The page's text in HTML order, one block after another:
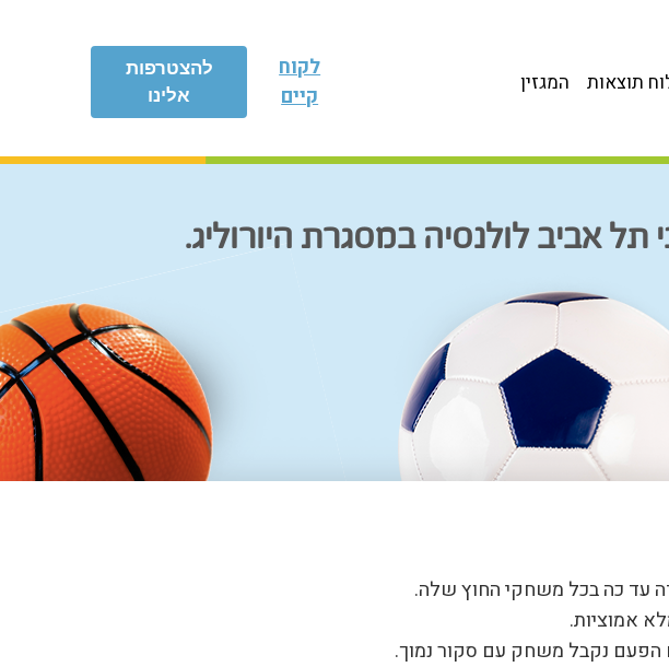
להצטרפות
אלינו
לקוח
קיים
המגזין תוצאות
אביב לולנסיה במסגרת היורוליג.
עד כה בכל משחקי החוץ שלה.
אמוציות.
הפעם נקבל משחק עם סקור נמוך.